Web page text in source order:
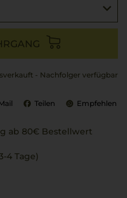
- Nachfolger verfügbar
Teilen Empfehlen
ab 80€ Bestellwert
4 Tage)